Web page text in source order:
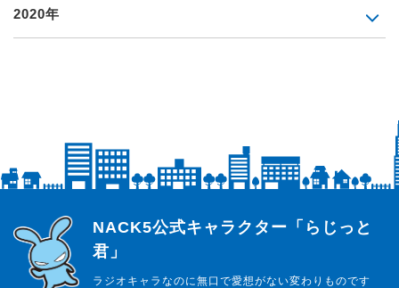
2020年
らじっと君
NACK5公式キャラクター「らじっと
君」
ラジオキャラなのに無口で愛想がない変わりものです